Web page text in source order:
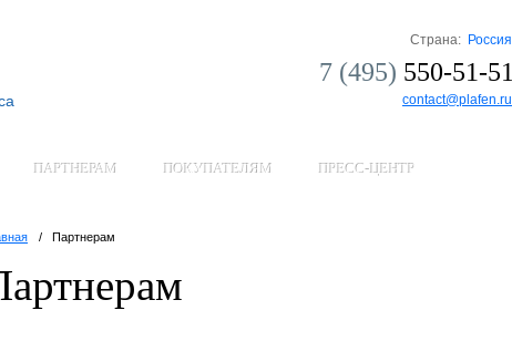
Страна: Россия
7 (495) 550-51-51
contact@plafen.ru
ПАРТНЕРАМ ПОКУПАТЕЛЯМ ПРЕСС-ЦЕНТР
Партнерам